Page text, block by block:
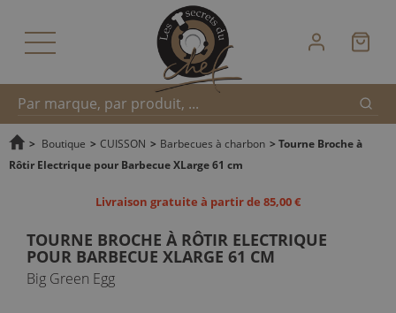
Recherche
> Boutique > CUISSON > Barbecues à charbon > Tourne Broche à
Rôtir Electrique pour Barbecue XLarge 61 cm
Livraison gratuite à partir de 85,00 €
TOURNE BROCHE À RÔTIR ELECTRIQUE
POUR BARBECUE XLARGE 61 CM
Big Green Egg